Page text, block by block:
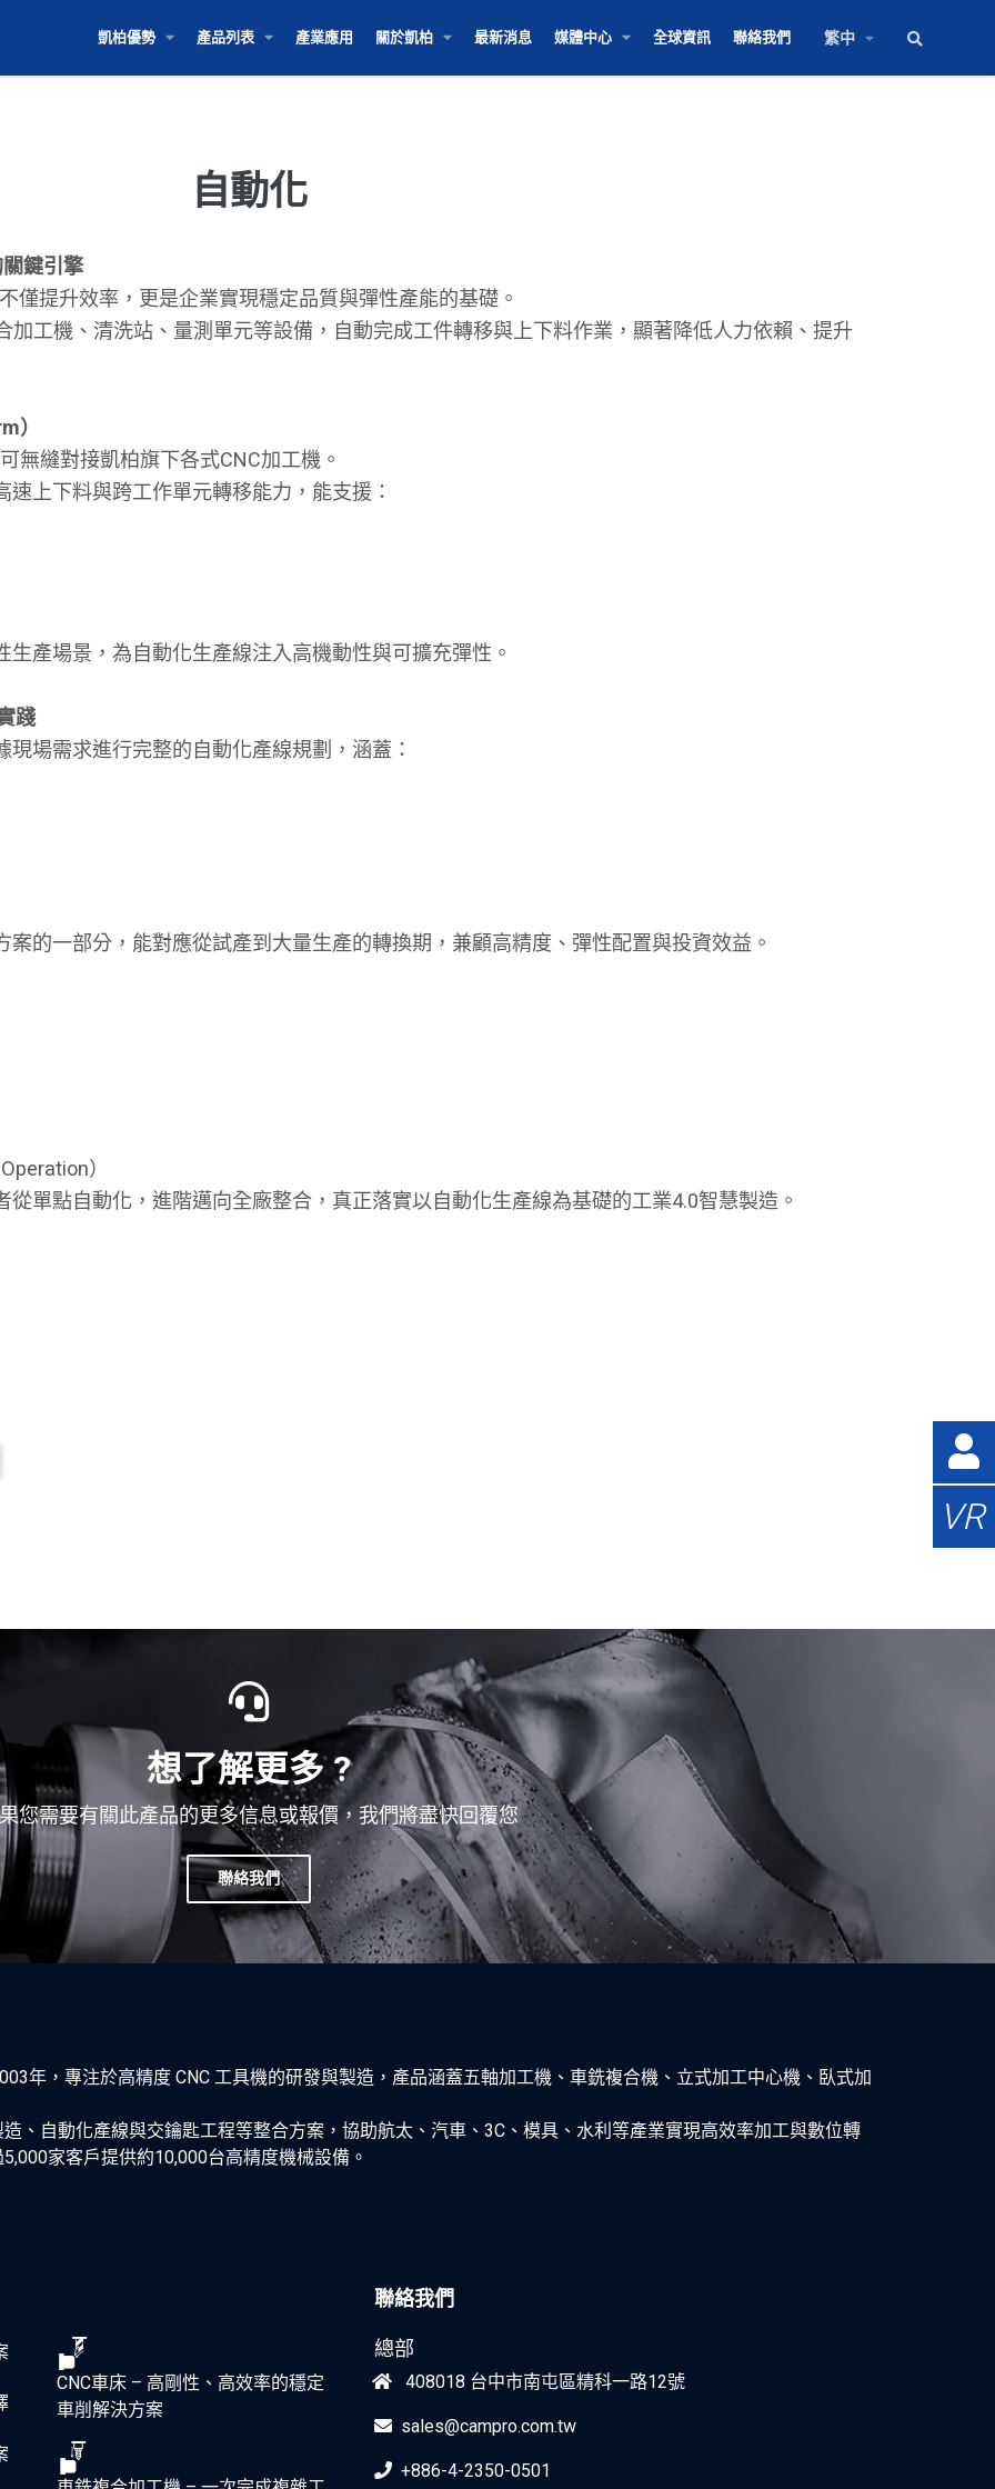
凱柏優勢 產品列表 產業應用 關於凱柏 最新消息 媒體中心 全球資訊 聯絡我們 繁中
自動化
鍵引擎
僅提升效率，更是企業實現穩定品質與彈性產能的基礎。
加工機、清洗站、量測單元等設備，自動完成工件轉移與上下料作業，顯著降低人力依賴、提升
）
無縫對接凱柏旗下各式CNC加工機。
上下料與跨工作單元轉移能力，能支援：
產場景，為自動化生產線注入高機動性與可擴充彈性。
踐
場需求進行完整的自動化產線規劃，涵蓋：
的一部分，能對應從試產到大量生產的轉換期，兼顧高精度、彈性配置與投資效益。
）
單點自動化，進階邁向全廠整合，真正落實以自動化生產線為基礎的工業4.0智慧製造。
想了解更多 ?
您需要有關此產品的更多信息或報價，我們將盡快回覆您
聯絡我們
年，專注於高精度 CNC 工具機的研發與製造，產品涵蓋五軸加工機、車銑複合機、立式加工中心機、臥式加
、自動化產線與交鑰匙工程等整合方案，協助航太、汽車、3C、模具、水利等產業實現高效率加工與數位轉
家客戶提供約10,000台高精度機械設備。
CNC車床 – 高剛性、高效率的穩定
車削解決方案
聯絡我們
總部
408018 台中市南屯區精科一路12號
sales@campro.com.tw
+886-4-2350-0501
VR